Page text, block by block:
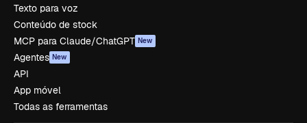
Texto para voz
Conteúdo de stock
MCP para Claude/ChatGPT New
Agentes New
API
App móvel
Todas as ferramentas